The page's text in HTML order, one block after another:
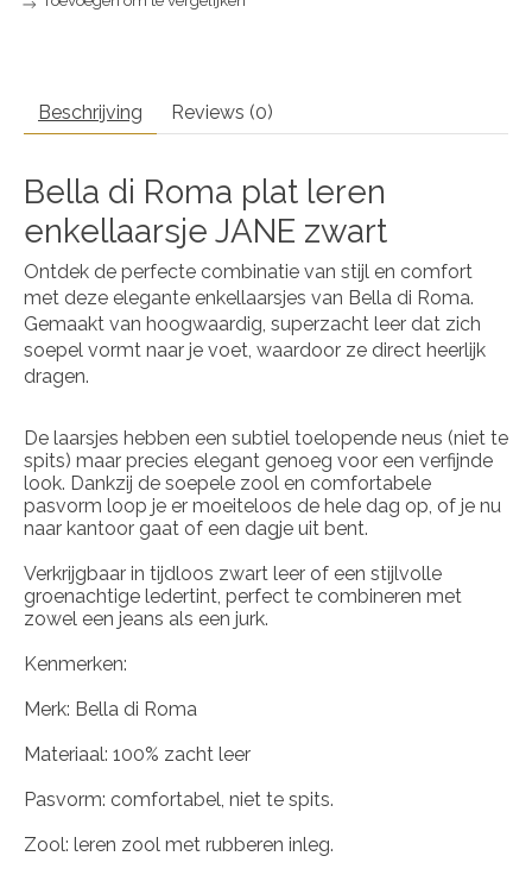
Beschrijving Reviews (0)
Bella di Roma plat leren
enkellaarsje JANE zwart
Ontdek de perfecte combinatie van stijl en comfort
met deze elegante enkellaarsjes van Bella di Roma.
Gemaakt van hoogwaardig, superzacht leer dat zich
soepel vormt naar je voet, waardoor ze direct heerlijk
dragen.
De laarsjes hebben een subtiel toelopende neus (niet te
spits) maar precies elegant genoeg voor een verfijnde
look. Dankzij de soepele zool en comfortabele
pasvorm loop je er moeiteloos de hele dag op, of je nu
naar kantoor gaat of een dagje uit bent.
Verkrijgbaar in tijdloos zwart leer of een stijlvolle
groenachtige ledertint, perfect te combineren met
zowel een jeans als een jurk.
Kenmerken:
Merk: Bella di Roma
Materiaal: 100% zacht leer
Pasvorm: comfortabel, niet te spits.
Zool: leren zool met rubberen inleg.